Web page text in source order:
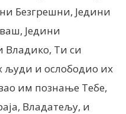
Безгрешни, Једини
Једини
Ти си
људи и ослободио их
им познање Тебе,
Владатељу, и